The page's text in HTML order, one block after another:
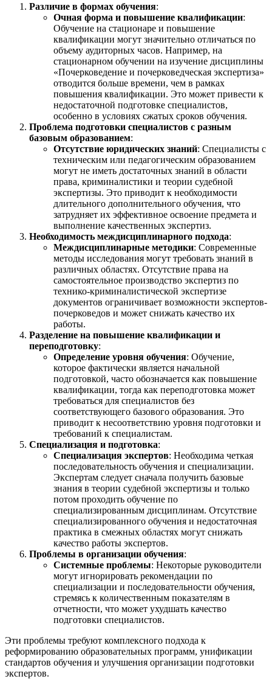
Различие в формах обучения:
Очная форма и повышение квалификации:
Обучение на стационаре и повышение
квалификации могут значительно отличаться по
объему аудиторных часов. Например, на
стационарном обучении на изучение дисциплины
«Почерковедение и почерковедческая экспертиза»
отводится больше времени, чем в рамках
повышения квалификации. Это может привести к
недостаточной подготовке специалистов,
особенно в условиях сжатых сроков обучения.
Проблема подготовки специалистов с разным
базовым образованием:
Отсутствие юридических знаний: Специалисты с
техническим или педагогическим образованием
могут не иметь достаточных знаний в области
права, криминалистики и теории судебной
экспертизы. Это приводит к необходимости
длительного дополнительного обучения, что
затрудняет их эффективное освоение предмета и
выполнение качественных экспертиз.
Необходимость междисциплинарного подхода:
Междисциплинарные методики: Современные
методы исследования могут требовать знаний в
различных областях. Отсутствие права на
самостоятельное производство экспертиз по
технико-криминалистической экспертизе
документов ограничивает возможности экспертов-
почерковедов и может снижать качество их
работы.
Разделение на повышение квалификации и
переподготовку:
Определение уровня обучения: Обучение,
которое фактически является начальной
подготовкой, часто обозначается как повышение
квалификации, тогда как переподготовка может
требоваться для специалистов без
соответствующего базового образования. Это
приводит к несоответствию уровня подготовки и
требований к специалистам.
Специализация и подготовка:
Специализация экспертов: Необходима четкая
последовательность обучения и специализации.
Экспертам следует сначала получить базовые
знания в теории судебной экспертизы и только
потом проходить обучение по
специализированным дисциплинам. Отсутствие
специализированного обучения и недостаточная
практика в смежных областях могут снижать
качество работы экспертов.
Проблемы в организации обучения:
Системные проблемы: Некоторые руководители
могут игнорировать рекомендации по
специализации и последовательности обучения,
стремясь к количественным показателям в
отчетности, что может ухудшать качество
подготовки специалистов.
Эти проблемы требуют комплексного подхода к
реформированию образовательных программ, унификации
стандартов обучения и улучшения организации подготовки
экспертов.